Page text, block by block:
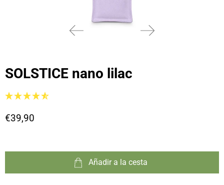
SOLSTICE nano lilac
€39,90
Añadir a la cesta